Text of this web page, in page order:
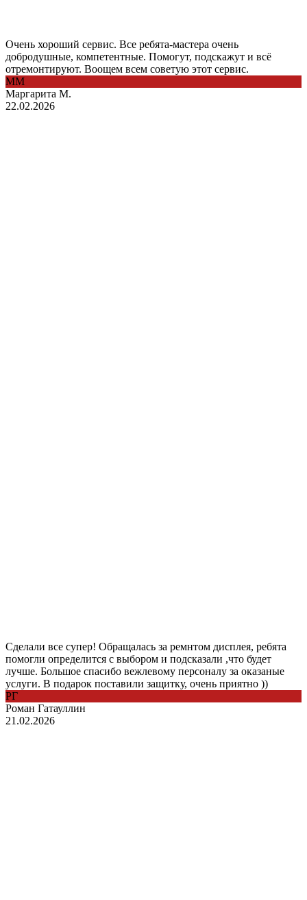
Очень хороший сервис. Все ребята-мастера очень
добродушные, компетентные. Помогут, подскажут и всё
отремонтируют. Воощем всем советую этот сервис.
ММ
Маргарита М.
22.02.2026
Сделали все супер! Обращалась за ремнтом дисплея, ребята
помогли определится с выбором и подсказали ,что будет
лучше. Большое спасибо вежлевому персоналу за оказаные
услуги. В подарок поставили защитку, очень приятно ))
РГ
Роман Гатауллин
21.02.2026